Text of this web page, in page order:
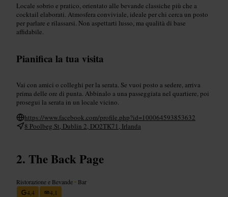
Locale sobrio e pratico, orientato alle bevande classiche più che a
cocktail elaborati. Atmosfera conviviale, ideale per chi cerca un posto
per parlare e rilassarsi. Non aspettarti lusso, ma qualità di base
affidabile.
Pianifica la tua visita
Vai con amici o colleghi per la serata. Se vuoi posto a sedere, arriva
prima delle ore di punta. Abbinalo a una passeggiata nel quartiere, poi
prosegui la serata in un locale vicino.
https://www.facebook.com/profile.php?id=100064593853632
8 Poolbeg St, Dublin 2, DO2TK71, Irlanda
The Back Page
Ristorazione e Bevande • Bar
4,4
4,1